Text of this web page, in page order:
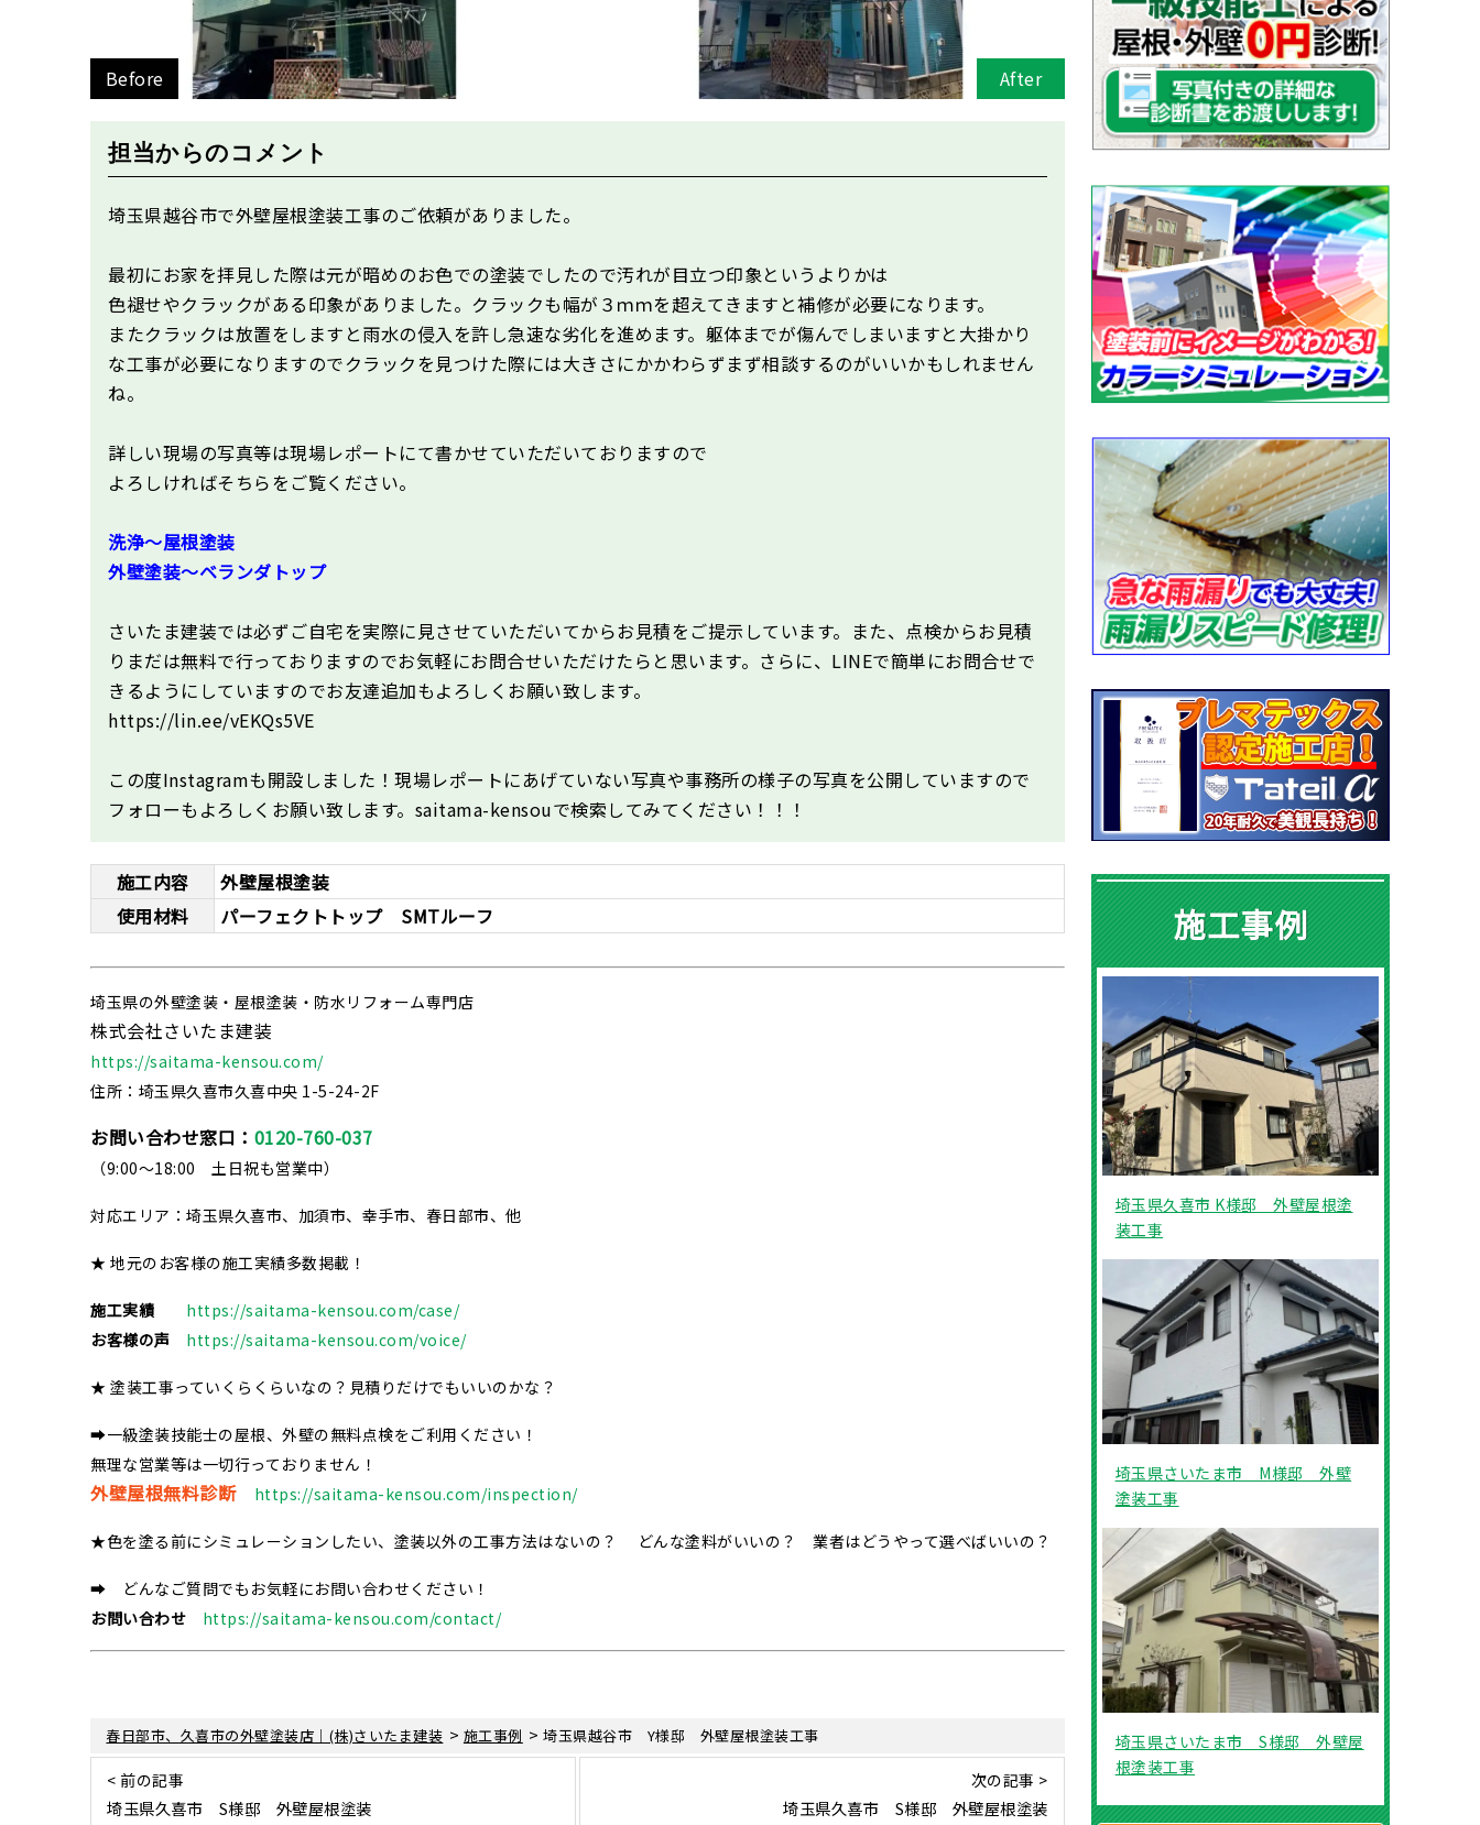
Before After
担当からのコメント
埼玉県越谷市で外壁屋根塗装工事のご依頼がありました。
最初にお家を拝見した際は元が暗めのお色での塗装でしたので汚れが目立つ印象というよりかは
色褪せやクラックがある印象がありました。クラックも幅が３ｍｍを超えてきますと補修が必要になります。
またクラックは放置をしますと雨水の侵入を許し急速な劣化を進めます。躯体までが傷んでしまいますと大掛かり
な工事が必要になりますのでクラックを見つけた際には大きさにかかわらずまず相談するのがいいかもしれません
ね。
詳しい現場の写真等は現場レポートにて書かせていただいておりますので
よろしければそちらをご覧ください。
洗浄～屋根塗装
外壁塗装～ベランダトップ
さいたま建装では必ずご自宅を実際に見させていただいてからお見積をご提示しています。また、点検からお見積
りまだは無料で行っておりますのでお気軽にお問合せいただけたらと思います。さらに、LINEで簡単にお問合せで
きるようにしていますのでお友達追加もよろしくお願い致します。
https://lin.ee/vEKQs5VE
この度Instagramも開設しました！現場レポートにあげていない写真や事務所の様子の写真を公開していますので
フォローもよろしくお願い致します。saitama-kensouで検索してみてください！！！
施工内容
外壁屋根塗装
使用材料
パーフェクトトップ SMTルーフ
埼玉県の外壁塗装・屋根塗装・防水リフォーム専門店
株式会社さいたま建装
https://saitama-kensou.com/
住所：埼玉県久喜市久喜中央 1-5-24-2F
お問い合わせ窓口： 0120-760-037
（9:00～18:00 土日祝も営業中）
対応エリア：埼玉県久喜市、加須市、幸手市、春日部市、他
★ 地元のお客様の施工実績多数掲載！
施工実績
https://saitama-kensou.com/case/
お客様の声
https://saitama-kensou.com/voice/
★ 塗装工事っていくらくらいなの？見積りだけでもいいのかな？
➡一級塗装技能士の屋根、外壁の無料点検をご利用ください！
無理な営業等は一切行っておりません！
外壁屋根無料診断 https://saitama-kensou.com/inspection/
★色を塗る前にシミュレーションしたい、塗装以外の工事方法はないの？ どんな塗料がいいの？ 業者はどうやって選べばいいの？
➡ どんなご質問でもお気軽にお問い合わせください！
お問い合わせ
https://saitama-kensou.com/contact/
春日部市、久喜市の外壁塗装店｜(株)さいたま建装 > 施工事例 >埼玉県越谷市 Y様邸 外壁屋根塗装工事
< 前の記事
埼玉県久喜市 S様邸 外壁屋根塗装
次の記事 >
埼玉県久喜市 S様邸 外壁屋根塗装
施工事例
埼玉県久喜市 K様邸 外壁屋根塗
装工事
埼玉県さいたま市 M様邸 外壁
塗装工事
埼玉県さいたま市 S様邸 外壁屋
根塗装工事